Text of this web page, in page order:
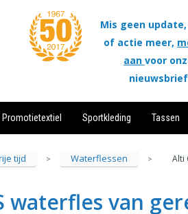
Mis geen
of actie meer,
aan voor
nieuwsbrief
Promotietextiel Sportkleding Tassen
tijd > Waterflessen > Alti
waterfles van